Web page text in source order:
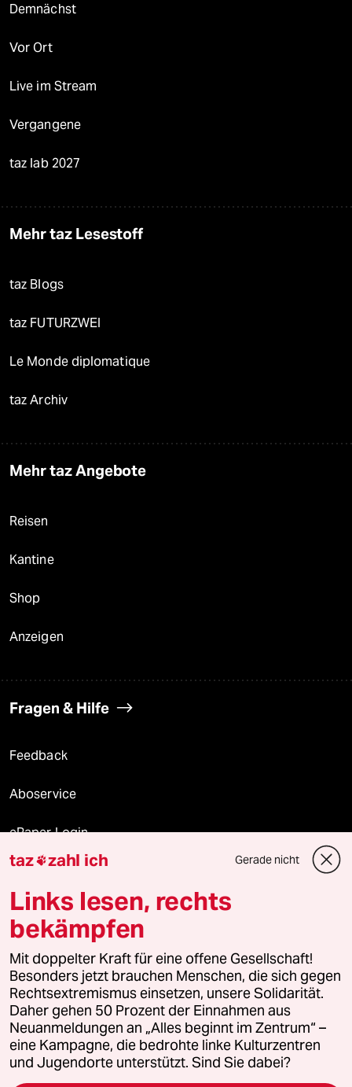
Demnächst
Vor Ort
Live im Stream
Vergangene
taz lab 2027
Mehr taz Lesestoff
taz Blogs
taz FUTURZWEI
Le Monde diplomatique
taz Archiv
Mehr taz Angebote
Reisen
Kantine
Shop
Anzeigen
Fragen & Hilfe
Feedback
Aboservice
ePaper Login
Downloads für Abonnierende
© 2026 taz Verlags und Vertriebs GmbH
Alle Rechte vorbehalten. Bei rechtlichen Fragen oder für Genehmigungen
wenden Sie sich bitte an
lizenzen@taz.de
Feedback Redaktionsstatut Kommune-Richtlinien
Leitlinie Informant Datenschutz Impressum AGB
taz zahl ich Gerade nicht
Links lesen, rechts
bekämpfen
Mit doppelter Kraft für eine offene Gesellschaft!
Besonders jetzt brauchen Menschen, die sich gegen
Rechtsextremismus einsetzen, unsere Solidarität.
Daher gehen 50 Prozent der Einnahmen aus
Neuanmeldungen an „Alles beginnt im Zentrum“ –
eine Kampagne, die bedrohte linke Kulturzentren
und Jugendorte unterstützt. Sind Sie dabei?